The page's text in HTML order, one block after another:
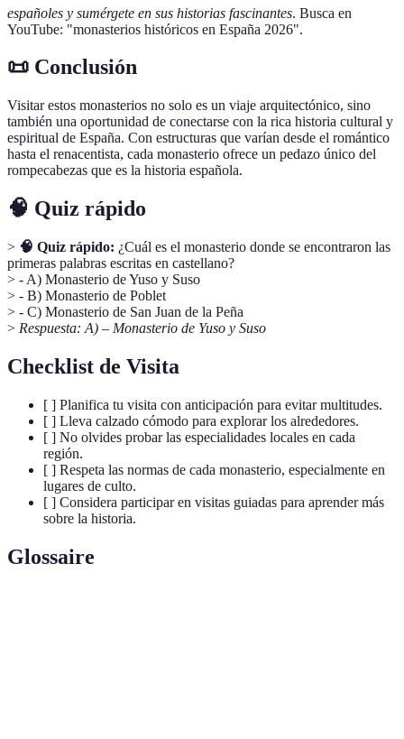
españoles y sumérgete en sus historias fascinantes. Busca en
YouTube: "monasterios históricos en España 2026".
📜 Conclusión
Visitar estos monasterios no solo es un viaje arquitectónico, sino
también una oportunidad de conectarse con la rica historia cultural y
espiritual de España. Con estructuras que varían desde el romántico
hasta el renacentista, cada monasterio ofrece un pedazo único del
rompecabezas que es la historia española.
🧠 Quiz rápido
> 🧠 Quiz rápido: ¿Cuál es el monasterio donde se encontraron las
primeras palabras escritas en castellano?
> - A) Monasterio de Yuso y Suso
> - B) Monasterio de Poblet
> - C) Monasterio de San Juan de la Peña
> Respuesta: A) – Monasterio de Yuso y Suso
Checklist de Visita
[ ] Planifica tu visita con anticipación para evitar multitudes.
[ ] Lleva calzado cómodo para explorar los alrededores.
[ ] No olvides probar las especialidades locales en cada
región.
[ ] Respeta las normas de cada monasterio, especialmente en
lugares de culto.
[ ] Considera participar en visitas guiadas para aprender más
sobre la historia.
Glossaire